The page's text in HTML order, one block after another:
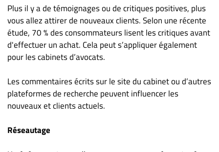
recrutements
TROUVEZ-
NOUS
joindre
À
propos
Infolettre
Plus il y a de témoignages ou de critiques positives, plus
vous allez attirer de nouveaux clients. Selon une récente
étude, 70 % des consommateurs lisent les critiques avant
d'effectuer un achat. Cela peut s’appliquer également
pour les cabinets d’avocats.
Les commentaires écrits sur le site du cabinet ou d’autres
plateformes de recherche peuvent influencer les
nouveaux et clients actuels.
Réseautage